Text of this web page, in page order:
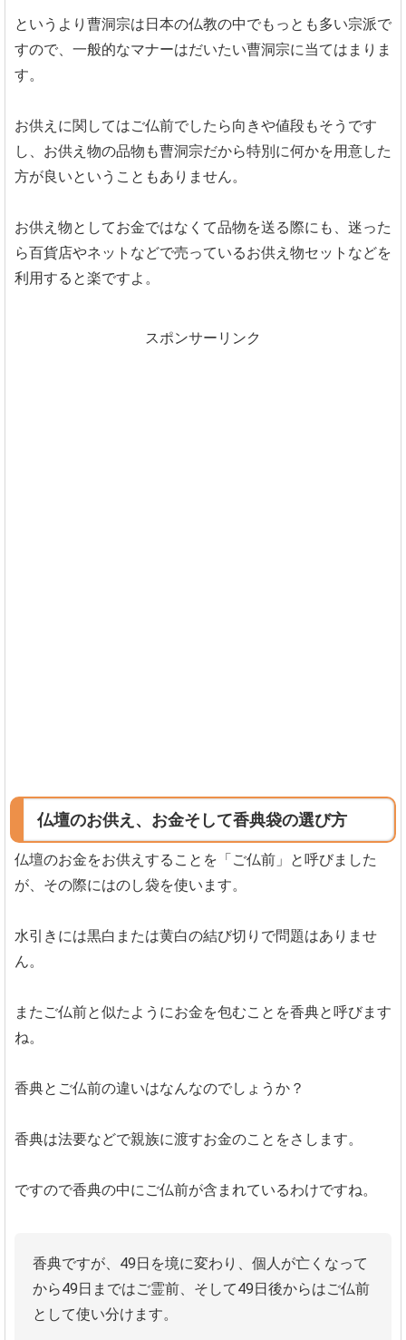
というより曹洞宗は日本の仏教の中でもっとも多い宗派で
すので、一般的なマナーはだいたい曹洞宗に当てはまりま
す。
お供えに関してはご仏前でしたら向きや値段もそうです
し、お供え物の品物も曹洞宗だから特別に何かを用意した
方が良いということもありません。
お供え物としてお金ではなくて品物を送る際にも、迷った
ら百貨店やネットなどで売っているお供え物セットなどを
利用すると楽ですよ。
スポンサーリンク
仏壇のお供え、お金そして香典袋の選び方
仏壇のお金をお供えすることを「ご仏前」と呼びました
が、その際にはのし袋を使います。
水引きには黒白または黄白の結び切りで問題はありませ
ん。
またご仏前と似たようにお金を包むことを香典と呼びます
ね。
香典とご仏前の違いはなんなのでしょうか？
香典は法要などで親族に渡すお金のことをさします。
ですので香典の中にご仏前が含まれているわけですね。
香典ですが、49日を境に変わり、個人が亡くなって
から49日まではご霊前、そして49日後からはご仏前
として使い分けます。